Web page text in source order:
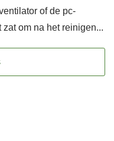
of de pc-
om na het reinigen...